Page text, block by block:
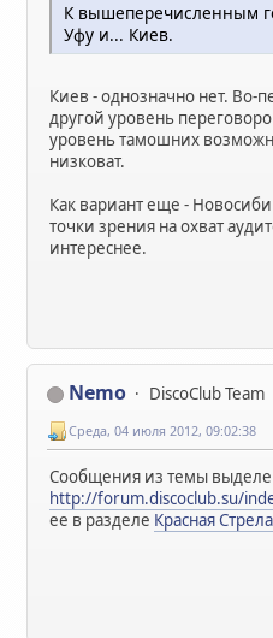
К вышеперечисленным
Уфу и... Киев.
Киев - однозначно нет. Во-
другой уровень
уровень тамошних
низковат.
Как вариант еще -
точки зрения на охват
интереснее.
Nemo
DiscoClub Team
Среда, 04 июля 2012, 09:02:38
Сообщения из темы
http://forum.discoclub.su/
ее в разделе Красная Стрела